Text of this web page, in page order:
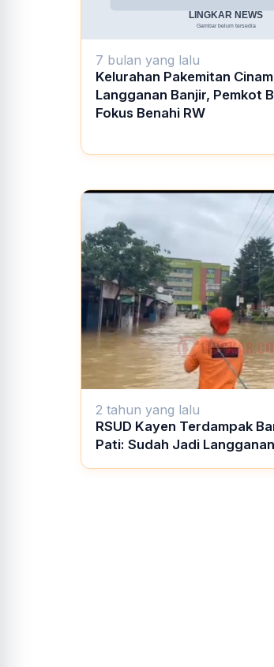
7 bulan yang lalu
Kelurahan Pakemitan
Langganan Banjir, Pemkot
Fokus Benahi RW
2 tahun yang lalu
RSUD Kayen Terdampak
Pati: Sudah Jadi Langganan